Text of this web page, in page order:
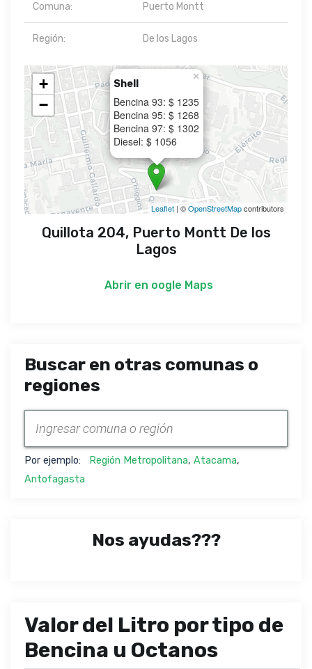
Comuna: Puerto Montt
Región: De los Lagos
Shell
Bencina 93: $ 1235
Bencina 95: $ 1268
Bencina 97: $ 1302
Diesel: $ 1056
×
+
−
Leaflet | ©OpenStreetMapcontributors
Quillota 204, Puerto Montt De los
Lagos
Abrir en oogle Maps
Buscar en otras comunas o
regiones
Por ejemplo: Región Metropolitana, Atacama,
Antofagasta
Nos ayudas???
Valor del Litro por tipo de
Bencina u Octanos